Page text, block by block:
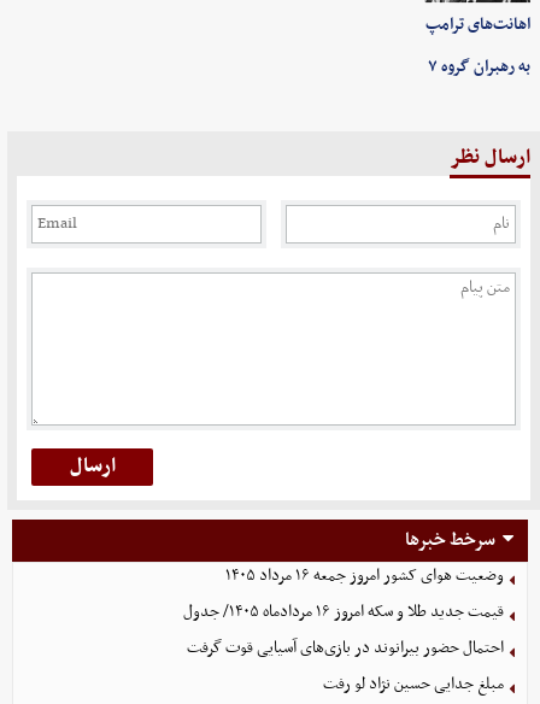
اهانت‌های ترامپ
به رهبران گروه ۷
ارسال نظر
سرخط خبرها
وضعیت هوای کشور امروز جمعه ۱۶ مرداد ۱۴۰۵
قیمت جدید طلا و سکه امروز ۱۶ مردادماه ۱۴۰۵/ جدول
احتمال حضور بیرانوند در بازی‌های آسیایی قوت گرفت
مبلغ جدایی حسین نژاد لو رفت